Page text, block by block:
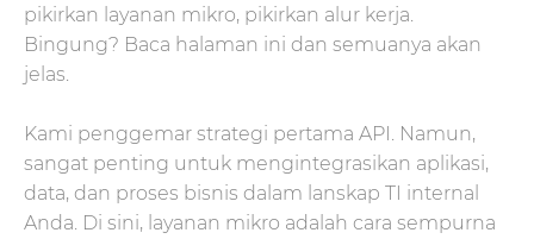
pikirkan layanan mikro, pikirkan alur kerja.
Bingung? Baca halaman ini dan semuanya akan
jelas.
Kami penggemar strategi pertama API. Namun,
sangat penting untuk mengintegrasikan aplikasi,
data, dan proses bisnis dalam lanskap TI internal
Anda. Di sini, layanan mikro adalah cara sempurna